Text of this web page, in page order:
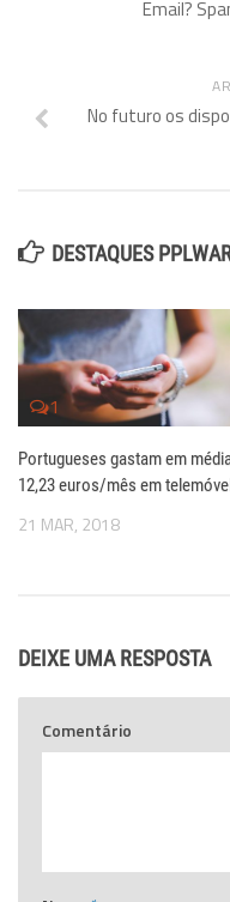
Email?
No futuro os
DESTAQUES
1
Portugueses gastam em
12,23 euros/mês em
21 MAR, 2018
DEIXE UMA RESPOSTA
Comentário